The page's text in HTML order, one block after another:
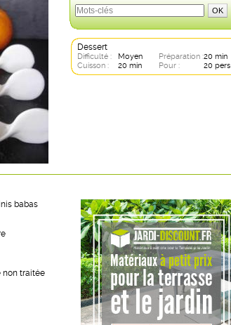
Dessert
Difficulté : Moyen Préparation :20 min
Cuisson :
20 min Pour : 20 pers
babas
non traitée